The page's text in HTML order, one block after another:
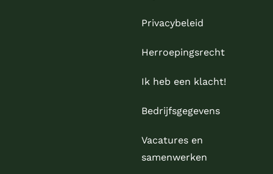
Privacybeleid
Herroepingsrecht
Ik heb een klacht!
Bedrijfsgegevens
Vacatures en
samenwerken